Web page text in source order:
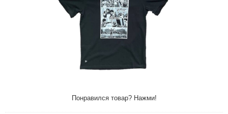
Понравился товар? Нажми!